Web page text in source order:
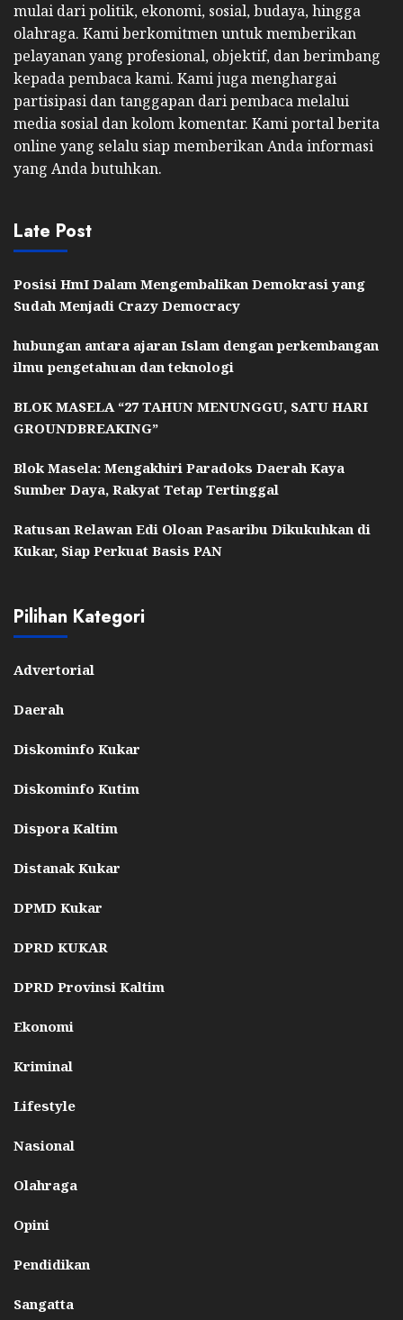
mulai dari politik, ekonomi, sosial, budaya, hingga
olahraga. Kami berkomitmen untuk memberikan
pelayanan yang profesional, objektif, dan berimbang
kepada pembaca kami. Kami juga menghargai
partisipasi dan tanggapan dari pembaca melalui
media sosial dan kolom komentar. Kami portal berita
online yang selalu siap memberikan Anda informasi
yang Anda butuhkan.
Late Post
Posisi HmI Dalam Mengembalikan Demokrasi yang
Sudah Menjadi Crazy Democracy
hubungan antara ajaran Islam dengan perkembangan
ilmu pengetahuan dan teknologi
BLOK MASELA “27 TAHUN MENUNGGU, SATU HARI
GROUNDBREAKING”
Blok Masela: Mengakhiri Paradoks Daerah Kaya
Sumber Daya, Rakyat Tetap Tertinggal
Ratusan Relawan Edi Oloan Pasaribu Dikukuhkan di
Kukar, Siap Perkuat Basis PAN
Pilihan Kategori
Advertorial
Daerah
Diskominfo Kukar
Diskominfo Kutim
Dispora Kaltim
Distanak Kukar
DPMD Kukar
DPRD KUKAR
DPRD Provinsi Kaltim
Ekonomi
Kriminal
Lifestyle
Nasional
Olahraga
Opini
Pendidikan
Sangatta